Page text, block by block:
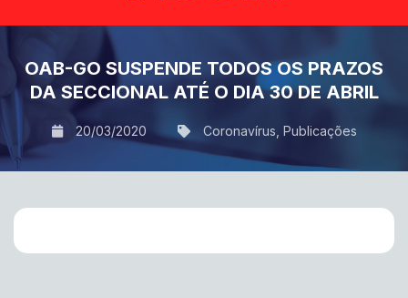
OAB-GO SUSPENDE TODOS OS PRAZOS
DA SECCIONAL ATÉ O DIA 30 DE ABRIL
20/03/2020 Coronavírus Publicações